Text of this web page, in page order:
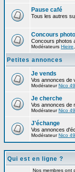
Pause café
Tous les autres
Concours
Concours photos
Modérateurs Hieire
Petites annonces
Je vends
Vos annonces de
ModérateurNico 49
Je cherche
Vos annonces de
ModérateurNico 49
J'échange
Vos annonces
ModérateurNico 49
Qui est en ligne ?
Nos membres ont